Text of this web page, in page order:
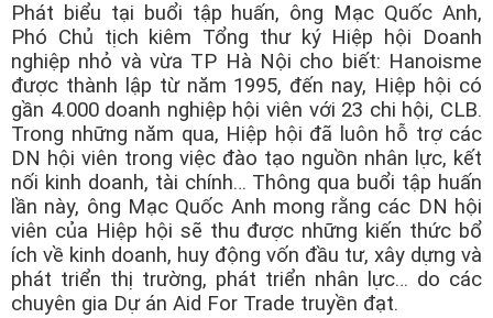
Phát biểu tại buổi tập huấn, ông Mạc Quốc Anh,
Phó Chủ tịch kiêm Tổng thư ký Hiệp hội Doanh
nghiệp nhỏ và vừa TP Hà Nội cho biết: Hanoisme
được thành lập từ năm 1995, đến nay, Hiệp hội có
gần 4.000 doanh nghiệp hội viên với 23 chi hội, CLB.
Trong những năm qua, Hiệp hội đã luôn hỗ trợ các
DN hội viên trong việc đào tạo nguồn nhân lực, kết
nối kinh doanh, tài chính… Thông qua buổi tập huấn
lần này, ông Mạc Quốc Anh mong rằng các DN hội
viên của Hiệp hội sẽ thu được những kiến thức bổ
ích về kinh doanh, huy động vốn đầu tư, xây dựng và
phát triển thị trường, phát triển nhân lực… do các
chuyên gia Dự án Aid For Trade truyền đạt.